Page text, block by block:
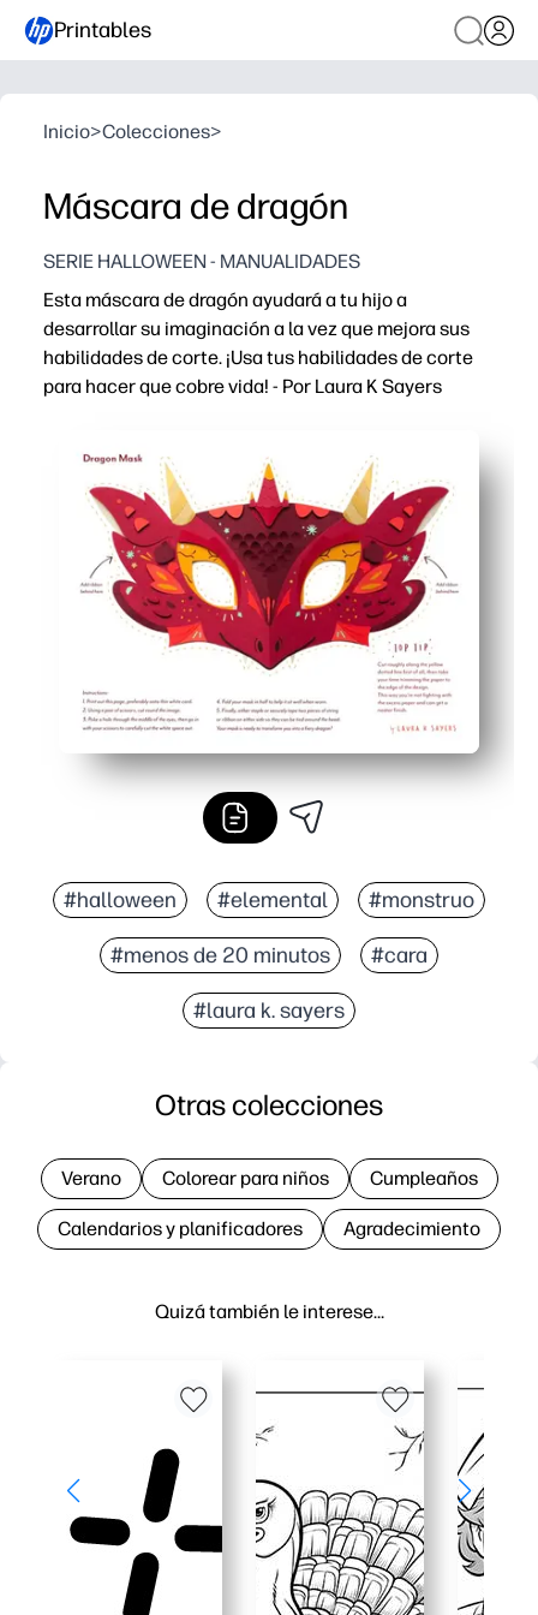
Printables
Inicio>Colecciones>
Máscara de dragón
SERIE HALLOWEEN - MANUALIDADES
Esta máscara de dragón ayudará a tu hijo a
desarrollar su imaginación a la vez que mejora sus
habilidades de corte. ¡Usa tus habilidades de corte
para hacer que cobre vida! - Por Laura K Sayers
#halloween #elemental #monstruo
#menos de 20 minutos #cara
#laura k. sayers
Quizá también le interese…
Otras colecciones
Verano Colorear para niños Cumpleaños
Calendarios y planificadores Agradecimiento